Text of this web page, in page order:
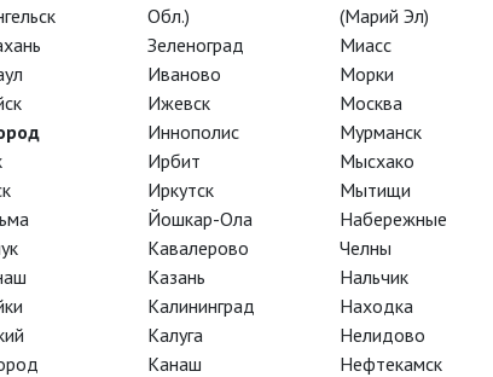
о постановке «Кориолан»:
Обл.)
Зеленоград
Иваново
Ижевск
Иннополис
Ирбит
Иркутск
Йошкар-Ола
Кавалерово
Казань
Калининград
Калуга
Канаш
(Марий Эл)
Миасс
Морки
Москва
Мурманск
Мысхако
Мытищи
Набережные
Челны
Нальчик
Находка
Нелидово
Нефтекамск